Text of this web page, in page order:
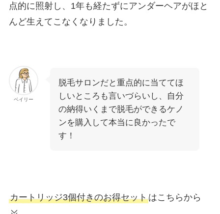
点的に照射し、1年も経たずにアンダーヘアがほと
んど生えてこなくなりました。
ベイリー
脱毛サロンだと重点的に当ててほ
しいところも言いづらいし、自分
の納得いくまで脱毛ができるケノ
ンを購入して本当に良かったで
す！
カートリッジ3個付きのお得セットはこちらから